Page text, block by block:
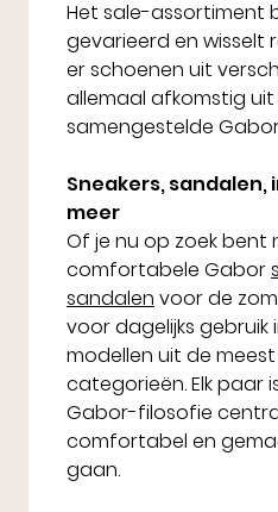
Het sale-assortiment
gevarieerd en wisselt
er schoenen uit
allemaal afkomstig
samengestelde
Sneakers, sandalen,
meer
Of je nu op zoek bent
comfortabele Gabor
sandalen voor de
voor dagelijks gebruik
modellen uit de
categorieën. Elk paar
Gabor-filosofie
comfortabel en
gaan.